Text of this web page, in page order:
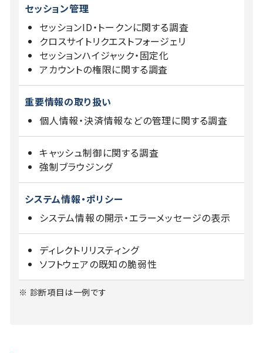
セッション管理
セッションID・トークンに関する調査
クロスサイトリクエストフォージェリ
セッションハイジャック・固定化
アカウントの権限に関する調査
重要情報の取り扱い
個人情報・決済情報などの管理に関する調査
キャッシュ制御に関する調査
強制ブラウジング
システム情報・ポリシー
システム情報の開示・エラーメッセージの表示
ディレクトリリスティング
ソフトウェアの既知の脆弱性
※ 診断項目は一例です